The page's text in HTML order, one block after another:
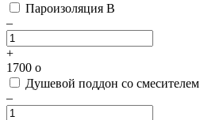
Пароизоляция В
–
+
1700 o
Душевой поддон со смесителем
–